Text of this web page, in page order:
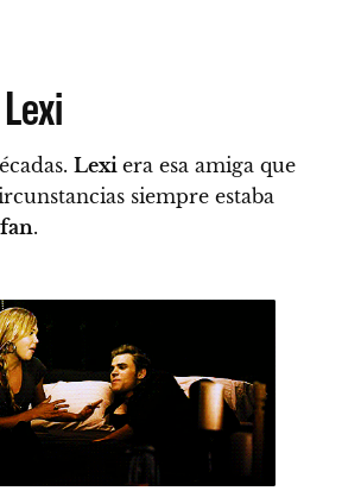
Lexi era esa amiga que
siempre estaba
.